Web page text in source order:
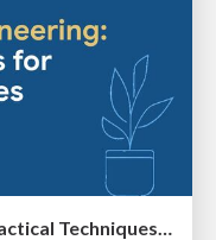
Gemini Prompt Engineering: Practical Techniques for Tangible AI Outcomes